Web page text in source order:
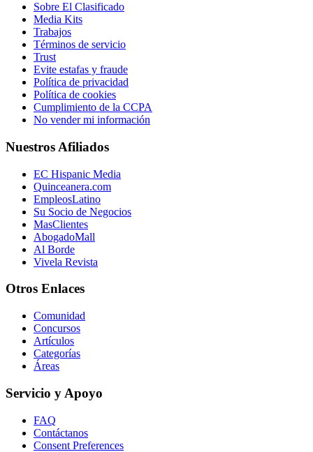
Sobre El Clasificado
Media Kits
Trabajos
Términos de servicio
Trust
Evite estafas y fraude
Política de privacidad
Política de cookies
Cumplimiento de la CCPA
No vender mi información
Nuestros Afiliados
EC Hispanic Media
Quinceanera.com
EmpleosLatino
Su Socio de Negocios
MasClientes
AbogadoMall
Al Borde
Vivela Revista
Otros Enlaces
Comunidad
Concursos
Artículos
Categorías
Áreas
Servicio y Apoyo
FAQ
Contáctanos
Consent Preferences